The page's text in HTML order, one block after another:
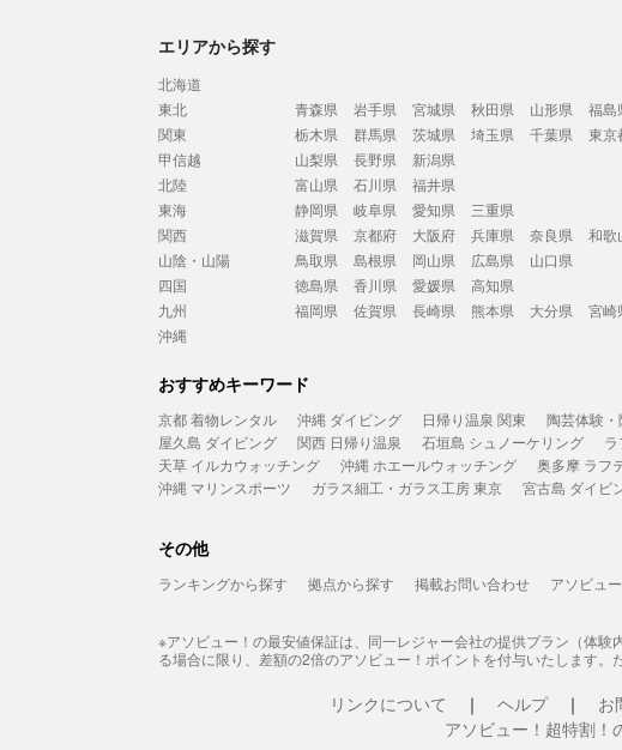
エリアから探す
北海道
東北
青森県 岩手県 宮城県 秋田県 山形県
福島
関東
栃木県 群馬県 茨城県 埼玉県 千葉県 東京
甲信越
山梨県 長野県
新潟県
北陸
富山県 石川県
福井県
東海
静岡県 岐阜県 愛知県
三重県
関西
滋賀県 京都府 大阪府 兵庫県 奈良県
和歌
山陰・山陽
鳥取県 島根県 岡山県 広島県
山口県
四国
徳島県 香川県 愛媛県
高知県
九州
福岡県 佐賀県 長崎県 熊本県 大分県 宮崎
沖縄
おすすめキーワード
京都 着物レンタル 沖縄 ダイビング 日帰り温泉 関東 陶芸体験
屋久島 ダイビング
関西 日帰り温泉 石垣島 シュノーケリング
天草 イルカウォッチング
沖縄 ホエールウォッチング 奥多摩 ラフ
沖縄 マリンスポーツ
ガラス細工・ガラス工房 東京 宮古島 ダイビ
その他
ランキングから探す 拠点から探す 掲載お問い合わせ アソビュ
※アソビュー！の最安値保証は、同一レジャー会社の提供プラン（体
る場合に限り、差額の2倍のアソビュー！ポイントを付与いたします
リンクについて ヘルプ お
アソビュー！超特割！